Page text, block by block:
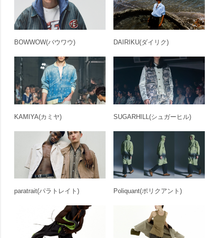
BOWWOW(バウワウ) DAIRIKU(ダイリク)
KAMIYA(カミヤ) SUGARHILL(シュガーヒル)
paratrait(パラトレイト) Poliquant(ポリクアント)